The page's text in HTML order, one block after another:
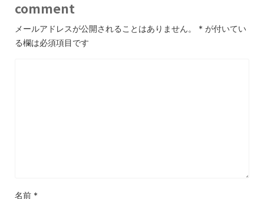
comment
メールアドレスが公開されることはありません。 * が付いてい
る欄は必須項目です
名前 *